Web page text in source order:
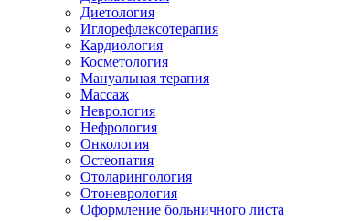
Диетология
Иглорефлексотерапия
Кардиология
Косметология
Мануальная терапия
Массаж
Неврология
Нефрология
Онкология
Остеопатия
Отоларингология
Отоневрология
Оформление больничного листа